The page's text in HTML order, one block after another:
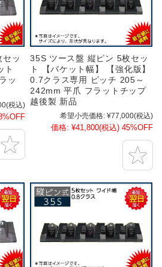
ッ
ト
ッ
(税込)
35S ツース盤 縦ピン 5枚セッ
ト 【バケット幅】 【強化版】
0.7クラス専用 ピッチ 205～
242mm 平爪 フラットチップ
越後製 新品
希望小売価格: ¥77,000(税込)
価格: ¥41,800(税込) 45%OFF